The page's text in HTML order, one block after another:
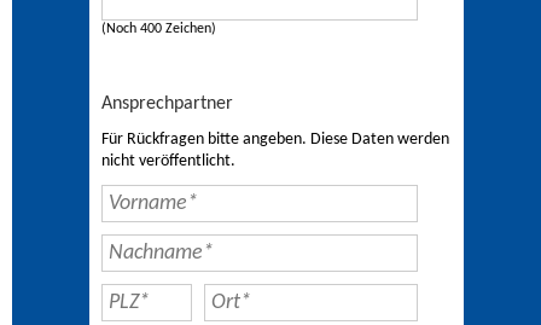
(Noch 400 Zeichen)
Ansprechpartner
Für Rückfragen bitte angeben. Diese Daten werden
nicht veröffentlicht.